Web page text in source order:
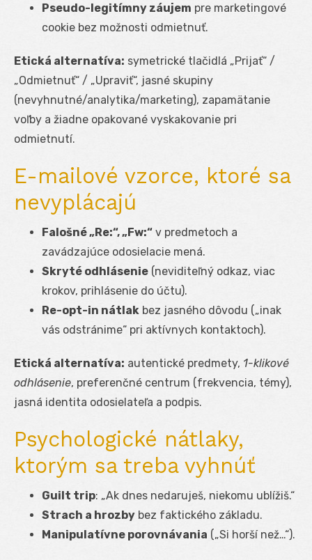
Pseudo-legitímny záujem pre marketingové
cookie bez možnosti odmietnuť.
Etická alternatíva: symetrické tlačidlá „Prijať“ /
„Odmietnuť“ / „Upraviť“, jasné skupiny
(nevyhnutné/analytika/marketing), zapamätanie
voľby a žiadne opakované vyskakovanie pri
odmietnutí.
E-mailové vzorce, ktoré sa
nevyplácajú
Falošné „Re:“, „Fw:“ v predmetoch a
zavádzajúce odosielacie mená.
Skryté odhlásenie (neviditeľný odkaz, viac
krokov, prihlásenie do účtu).
Re-opt-in nátlak bez jasného dôvodu („inak
vás odstránime“ pri aktívnych kontaktoch).
Etická alternatíva: autentické predmety, 1-klikové
odhlásenie, preferenčné centrum (frekvencia, témy),
jasná identita odosielateľa a podpis.
Psychologické nátlaky,
ktorým sa treba vyhnúť
Guilt trip: „Ak dnes nedaruješ, niekomu ublížiš.“
Strach a hrozby bez faktického základu.
Manipulatívne porovnávania („Si horší než…“).